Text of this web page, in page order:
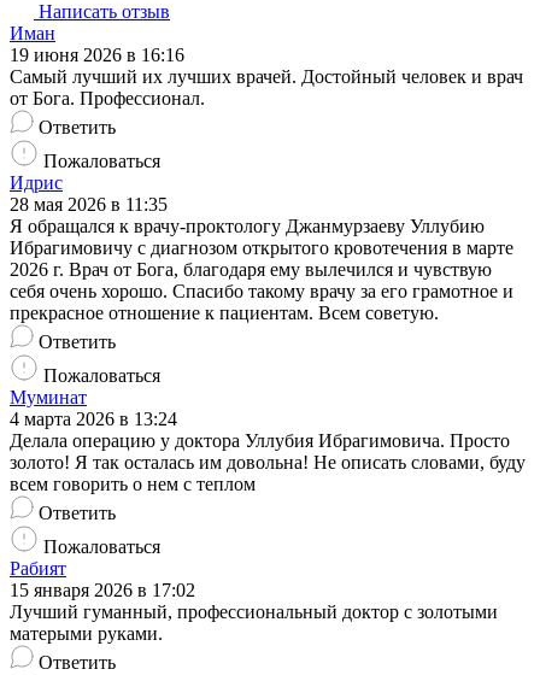
Написать отзыв
Иман
19 июня 2026 в 16:16
Самый лучший их лучших врачей. Достойный человек и врач
от Бога. Профессионал.
Ответить
Пожаловаться
Идрис
28 мая 2026 в 11:35
Я обращался к врачу-проктологу Джанмурзаеву Уллубию
Ибрагимовичу с диагнозом открытого кровотечения в марте
2026 г. Врач от Бога, благодаря ему вылечился и чувствую
себя очень хорошо. Спасибо такому врачу за его грамотное и
прекрасное отношение к пациентам. Всем советую.
Ответить
Пожаловаться
Муминат
4 марта 2026 в 13:24
Делала операцию у доктора Уллубия Ибрагимовича. Просто
золото! Я так осталась им довольна! Не описать словами, буду
всем говорить о нем с теплом
Ответить
Пожаловаться
Рабият
15 января 2026 в 17:02
Лучший гуманный, профессиональный доктор с золотыми
матерыми руками.
Ответить